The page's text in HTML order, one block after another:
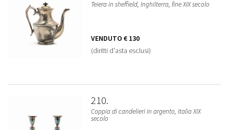
Teiera in sheffield, Inghilterra, fine XIX secolo
VENDUTO € 130
(diritti d'asta esclusi)
210
Coppia di candelieri in argento, Italia XIX
secolo